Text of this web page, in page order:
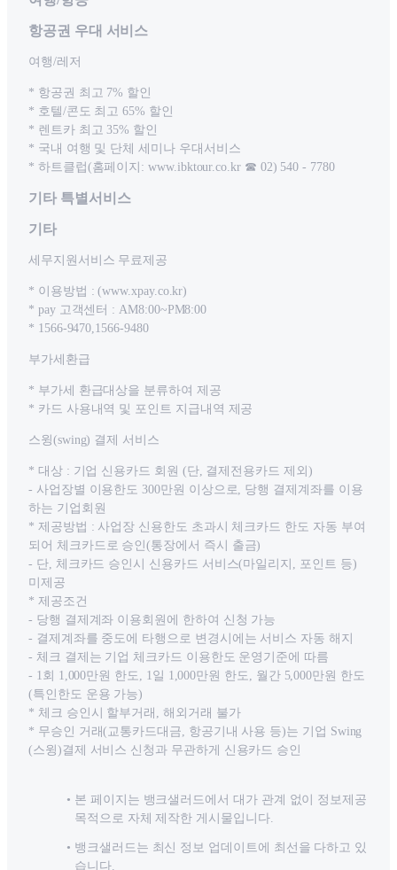
항공권 우대 서비스
여행/레저
* 항공권 최고 7% 할인
* 호텔/콘도 최고 65% 할인
* 렌트카 최고 35% 할인
* 국내 여행 및 단체 세미나 우대서비스
* 하트클럽(홈페이지: www.ibktour.co.kr ☎ 02) 540 - 7780
기타 특별서비스
기타
세무지원서비스 무료제공
* 이용방법 : (www.xpay.co.kr)
* pay 고객센터 : AM8:00~PM8:00
* 1566-9470,1566-9480
부가세환급
* 부가세 환급대상을 분류하여 제공
* 카드 사용내역 및 포인트 지급내역 제공
스윙(swing) 결제 서비스
* 대상 : 기업 신용카드 회원 (단, 결제전용카드 제외)
- 사업장별 이용한도 300만원 이상으로, 당행 결제계좌를 이용
하는 기업회원
* 제공방법 : 사업장 신용한도 초과시 체크카드 한도 자동 부여
되어 체크카드로 승인(통장에서 즉시 출금)
- 단, 체크카드 승인시 신용카드 서비스(마일리지, 포인트 등)
미제공
* 제공조건
- 당행 결제계좌 이용회원에 한하여 신청 가능
- 결제계좌를 중도에 타행으로 변경시에는 서비스 자동 해지
- 체크 결제는 기업 체크카드 이용한도 운영기준에 따름
- 1회 1,000만원 한도, 1일 1,000만원 한도, 월간 5,000만원 한도
(특인한도 운용 가능)
* 체크 승인시 할부거래, 해외거래 불가
* 무승인 거래(교통카드대금, 항공기내 사용 등)는 기업 Swing
(스윙)결제 서비스 신청과 무관하게 신용카드 승인
본 페이지는 뱅크샐러드에서 대가 관계 없이 정보제공
목적으로 자체 제작한 게시물입니다.
뱅크샐러드는 최신 정보 업데이트에 최선을 다하고 있
습니다.